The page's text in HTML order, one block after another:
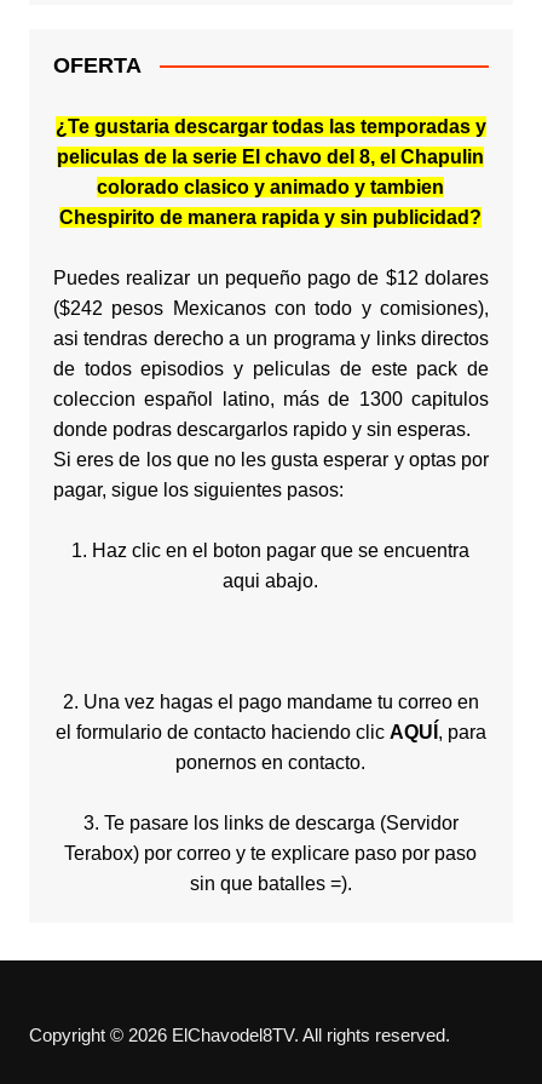
OFERTA
¿Te gustaria descargar todas las temporadas y
peliculas de la serie El chavo del 8, el Chapulin
colorado clasico y animado y tambien
Chespirito de manera rapida y sin publicidad?
Puedes realizar un pequeño pago de $12 dolares
($242 pesos Mexicanos con todo y comisiones),
asi tendras derecho a un programa y links directos
de todos episodios y peliculas de este pack de
coleccion español latino, más de 1300 capitulos
donde podras descargarlos rapido y sin esperas.
Si eres de los que no les gusta esperar y optas por
pagar, sigue los siguientes pasos:
1. Haz clic en el boton pagar que se encuentra
aqui abajo.
2. Una vez hagas el pago mandame tu correo en
el formulario de contacto haciendo clic AQUÍ , para
ponernos en contacto.
3. Te pasare los links de descarga (Servidor
Terabox) por correo y te explicare paso por paso
sin que batalles =).
Copyright © 2026 ElChavodel8TV. All rights reserved.